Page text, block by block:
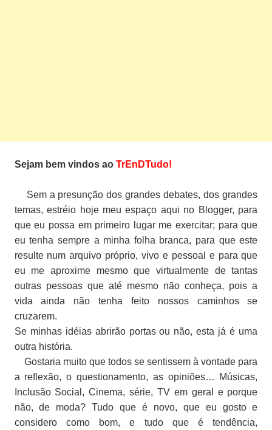
Sejam bem vindos ao TrEnDTudo!
Sem a presunção dos grandes debates, dos grandes
temas, estréio hoje meu espaço aqui no Blogger, para
que eu possa em primeiro lugar me exercitar; para que
eu tenha sempre a minha folha branca, para que este
resulte num arquivo próprio, vivo e pessoal e para que
eu me aproxime mesmo que virtualmente de tantas
outras pessoas que até mesmo não conheça, pois a
vida ainda não tenha feito nossos caminhos se
cruzarem.
Se minhas idéias abrirão portas ou não, esta já é uma
outra história.
Gostaria muito que todos se sentissem à vontade para
a reflexão, o questionamento, as opiniões… Músicas,
Inclusão Social, Cinema, série, TV em geral e porque
não, de moda? Tudo que é novo, que eu gosto e
considero como bom, e tudo que é tendência,